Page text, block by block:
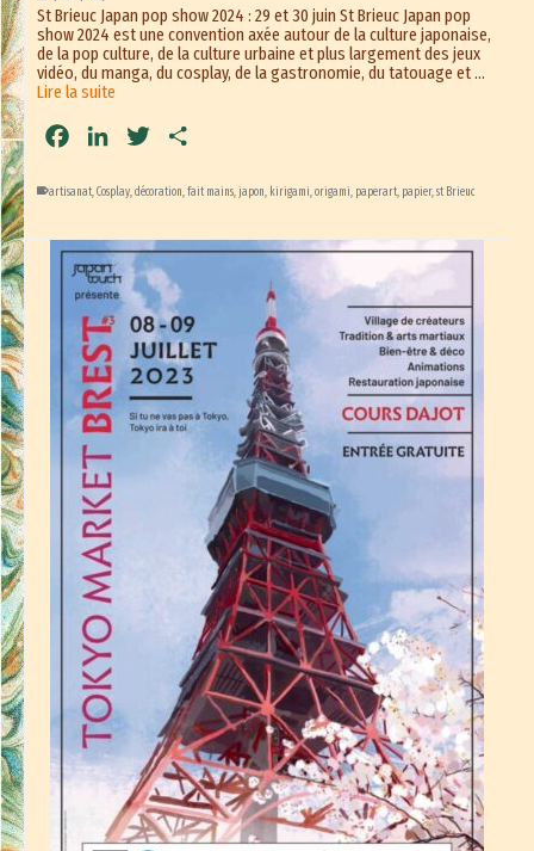
St Brieuc Japan pop show 2024 : 29 et 30 juin St Brieuc Japan pop
show 2024 est une convention axée autour de la culture japonaise,
de la pop culture, de la culture urbaine et plus largement des jeux
vidéo, du manga, du cosplay, de la gastronomie, du tatouage et …
Lire la suite
FacebookLinkedInTwitter
artisanat,Cosplay,décoration,fait mains,japon, kirigami,origami, paperart, papier,st Brieuc